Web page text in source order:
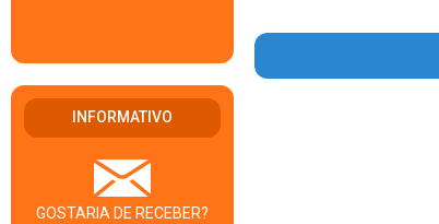
INFORMATIVO
GOSTARIA DE RECEBER?